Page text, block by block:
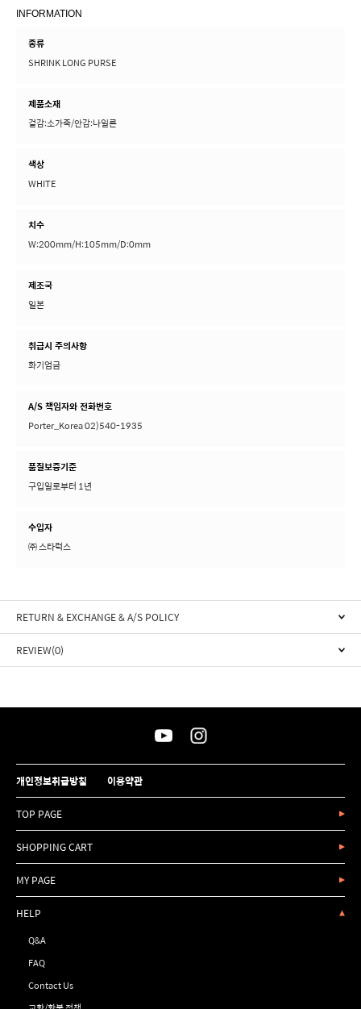
INFORMATION
종류
SHRINK LONG PURSE
제품소재
겉감:소가죽/안감:나일론
색상
WHITE
치수
W:200mm/H:105mm/D:0mm
제조국
일본
취급시 주의사항
화기엄금
A/S 책임자와 전화번호
Porter_Korea 02)540-1935
품질보증기준
구입일로부터 1년
수입자
㈜ 스타럭스
RETURN & EXCHANGE & A/S POLICY
REVIEW(0)
개인정보취급방침 이용약관
TOP PAGE
SHOPPING CART
MY PAGE
HELP
Q&A
FAQ
Contact Us